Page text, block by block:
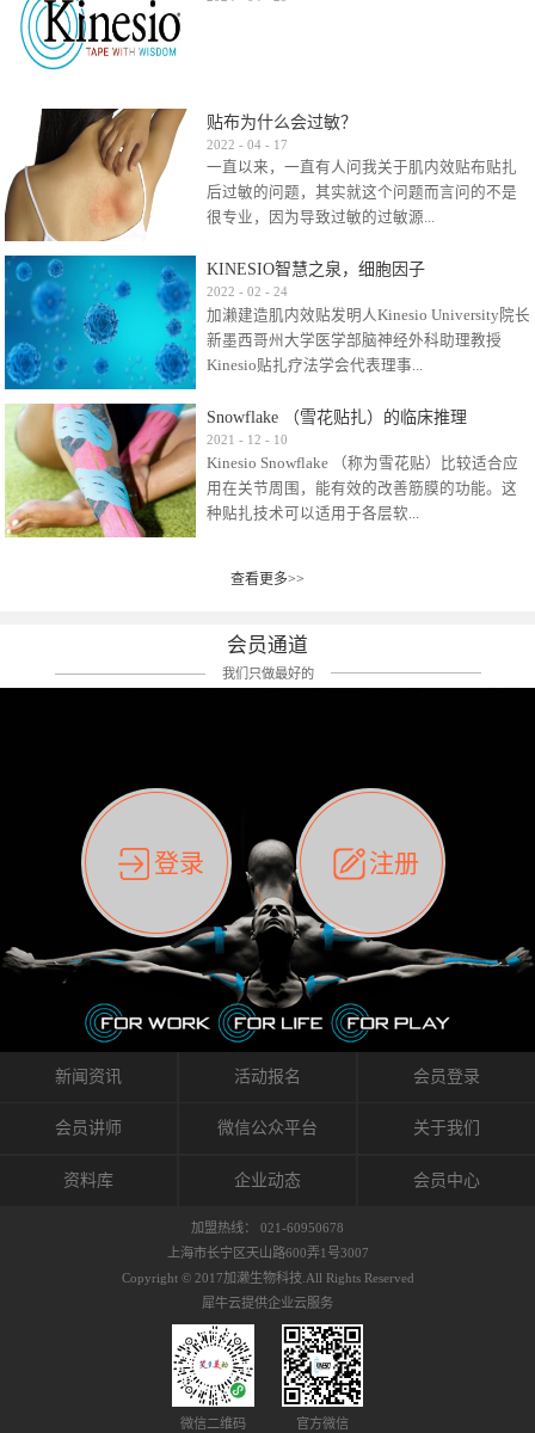
贴布为什么会过敏？
2022 - 04 - 17
一直以来，一直有人问我关于肌内效贴布贴扎
后过敏的问题，其实就这个问题而言问的不是
很专业，因为导致过敏的过敏源...
很多，比如试穿件衣服有时都会过敏，特定条
件下吃东西有时也会过敏，难道不吃不穿了？
其他品牌的在此我们不予评价，就KINESIO肌内
效贴布来说，40多年的研究开发制造肌内效贴
比如我本人，几乎天天接触KINESIO肌内效，无
论从皮肤适应性还是本人皮肤本身就不属于不
易过敏的那种，基本不会有过敏瘙痒的情况。
但是，当身体不适、休息不好、持续紧张等特
殊因素的影响下，有时还是会出现瘙痒过敏的
前后后居家近30天左右，感觉日子都日夜颠倒
痛影响走路。当天疼痛部贴了EDF和胃十字，膝
关节贴了半月板贴布。第2天第12肋部的EDF和
消失，贴布也没有出现进一步瘙痒过敏。而膝
关节的半月板贴布张力用的100%，但自始至终
它都很坚强的贴着，没有出现过任何瘙痒的迹
象。不同的条件下，同一个身体，不同的部位
皮肤的敏感度也有不同。因此我们KINESIO要做
的，是在研发生产过程中竭尽全力的降低致敏
性，减少贴布本身带来的致敏率。那到底是什
么原因引起的过敏瘙痒呢？我整理了以下内容
仅供大家参考，希望能给予大家帮助。首先我
们分析解剖下过敏的原因，然后简说一下
KINESIO贴布贴扎后预防应对。我把导致过敏的
原因，简单分为外因和内因。外因1，贴布贴布
括：1）面料的伸展率、回缩率、纤维的刺激
能会给皮肤带来过度的刺激，从而引起过敏瘙
KINESIO智慧之泉，细胞因子
2022 - 02 - 24
加濑建造肌内效贴发明人Kinesio University院长
新墨西哥州大学医学部脑神经外科助理教授
Kinesio贴扎疗法学会代表理事...
Kinesio Taping Association International
（KTAI）名誉会长 身体具有免疫、疼痛、细胞
破坏、发热、修复、增殖、再生等自然愈合能
力。 多作为细胞因子存在于皮肤表皮、真皮、
扎疗法）的效果是通过创造一个环境，使每种
以激发身体的自然愈合能力。 通常，药物会削
弱细胞因子的作用，单方面还会引起副作用的
症状。 与此相比，Kinesio肌内效贴创造了细
的控制仍有许多未知。 细胞因子是一种酵素，
各种各样的酵素起着适当的作用，为细胞创造
了适合居住的环境。 在现代医学上，这种细胞
因子是一种酶的观点往往被否定，但在体内有
有毒细菌和无毒细菌，它们起着保持身体平衡
的作用。 Kinesio肌内效贴不像药物那样在短时
间内表现出症状，而是通过花费时间创造一个
对身体没有伤害（副作用等）的环境来减轻症
状。 但是，由于营养、精神、运动的平衡被破
坏，各种细胞就会发生病态变化。 在一定的状
态下，细胞因子会自动捕捉异常，并在细胞之
间传递适当的修复信息。可以收集各自所需的
因子级联；细胞因子的连锁反应）。 如果这种
者甚至提供不需要的物质。 因此，身体所需的
自然愈合能力不仅不能发挥作用，反而会造成
恶化的环境。Kinesio肌内效贴的作用，就是解
决这些问题。 KinesioTaping ® （Kinesio贴扎
疗法）的概念是空（空间），动（流动），冷
（抑制热的上升），为了实现这些，贴布的质
作出来。 特别地，Kinesio Medical
Tappling®（Kinesio医疗贴扎）通过从皮肤表面
长时间给予适...
Snowflake （雪花贴扎）的临床推理
2021 - 12 - 10
Kinesio Snowflake （称为雪花贴）比较适合应
用在关节周围，能有效的改善筋膜的功能。这
种贴扎技术可以适用于各层软...
组织:肌肉，肌腱，韧带（主要围绕有问题的关
状，而是指贴布本身很重量，以及贴布刺激的
类型。贴布的应用充分利用了体内由间质液组
成的自然流体力学的流体层。这种轻微的刺激
间，还可以在单片贴布上提供支持和深度刺
激。通过对间质液的适当控制，可以连接皮下
筋膜，对关节进行非常轻柔的刺激，增加患部
的治疗区域。 snowflake“雪花”贴布不会妨碍皮
肤上下左右运动，有效的辅助修复关节周围组
织的筋膜。它可以作用于关节或肌肉表面，释
放压力，刺激深层筋膜。“雪花”贴扎疗法是一
种可以改变肌肉、筋膜和间质液之间自然流动
关系的方法。 间质液间质被称为人体的新器
官。研究人员认为，整个身体的网络是由坚韧
且柔软的蛋白质结构所支撑的相互连接的充满
流体的空间构成的。如果作为脏器，这是人体
最大的脏器，约占体重的20%（相比之下，皮
内流通，有助于细胞的再生和恢复。“1”“雪花”
周围进行轻柔的刺激，改善受影响的关节和肌
到辅助修复损伤组织的作用。对组织的营养供
膜，韧带和关节周围皮下组织的关节囊。 流
体力学理论加濑博士-Kinesio肌内效贴布的发明
人流体力学理论是以对日常生活产生反复影响
的纤细筋膜的性质为焦点。 筋膜容易受到外部
查看更多>>
会员通道
我们只做最好的
登录 注册
新闻资讯 活动报名 会员登录
会员讲师 微信公众平台 关于我们
资料库 企业动态 会员中心
加盟热线： 021-60950678
上海市长宁区天山路600弄1号3007
Copyright © 2017加濑生物科技.All Rights Reserved
犀牛云提供企业云服务
微信二维码 官方微信